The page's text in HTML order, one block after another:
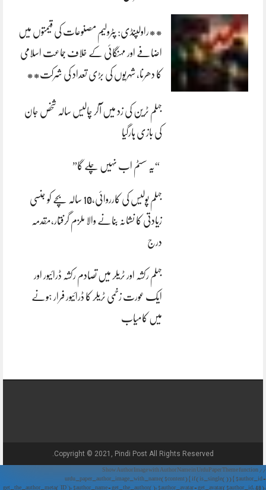
**راولپنڈی: پٹرولیم مصنوعات کی قیمتوں میں
اضافے اور مہنگائی کے خلاف جماعت اسلامی
کا دھرنا، شہریوں کی بڑی تعداد کی شرکت**
جہلم ٹرین کی زد میں آکر چالیس سالہ شخص جان
کی بازی ہارگیا
“یہ سسٹم اب نہیں چلے گا”
جہلم پولیس کی کارروائی،10 سالہ بچے کو جنسی
زیادتی کا نشانہ بنانے والا ملزم گرفتار،مقدمہ
درج
جہلم رکشہ اور ٹریلر میں تصادم رکشہ ڈرائیور اور
ایک عورت زخمی ٹریلر کا ڈرائیور فرار ہونے
میں کامیاب
Copyright © 2021, Pindi Post All Rights Reserved.
// Show Author Image with Author Name in UrduPaper Theme function
urdu_paper_author_image_with_name($content) { if (is_single()) { $author_id =
get_the_author_meta('ID'); $author_name = get_the_author(); $author_avatar = get_avatar($author_id, 48);